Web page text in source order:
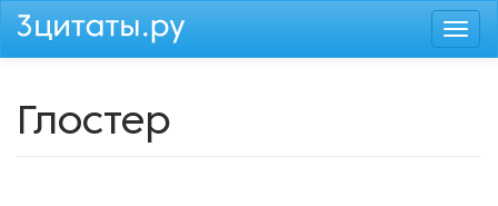
Перейти
Глостер